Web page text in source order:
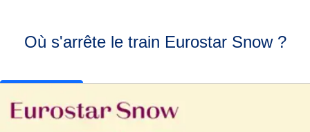
Où s'arrête le train Eurostar Snow ?